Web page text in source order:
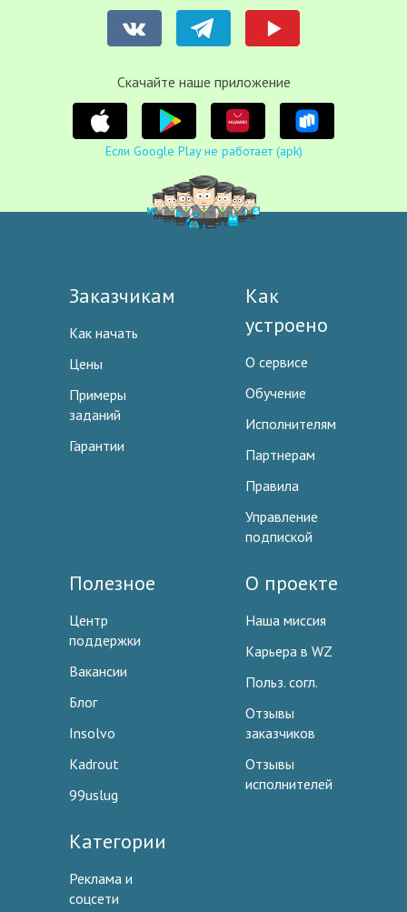
Cкачайте наше приложение
Если Google Play не работает (apk)
Заказчикам
Как начать
Цены
Примеры
заданий
Гарантии
Как
устроено
О сервисе
Обучение
Исполнителям
Партнерам
Правила
Управление
подпиской
Полезное
Центр
поддержки
Вакансии
Блог
Insolvo
Kadrout
99uslug
О проекте
Наша миссия
Карьера в WZ
Польз. согл.
Отзывы
заказчиков
Отзывы
исполнителей
Категории
Реклама и
соцсети